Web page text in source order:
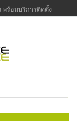
ร้อมบริการติดตั้ง